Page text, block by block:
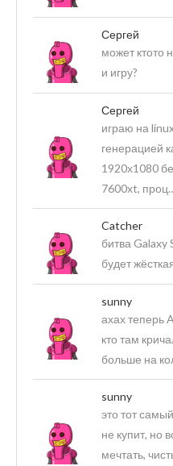
Сергей
может ктото
и игру?
Сергей
играю на
генерацией
1920х1080
7600xt,
Catcher
битва Galaxy
будет
sunny
ахах теперь
кто там
больше на
sunny
это тот
не купит, но
мечтать,